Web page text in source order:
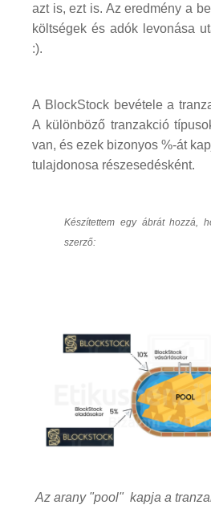
azt is, ezt is. Az eredmény a
költségek és adók levonása
:).
A BlockStock bevétele a
A különböző tranzakció
van, és ezek bizonyos %-át
tulajdonosa részesedésként.
Készítettem egy ábrát hozzá,
szerző:
Az arany "pool" kapja a